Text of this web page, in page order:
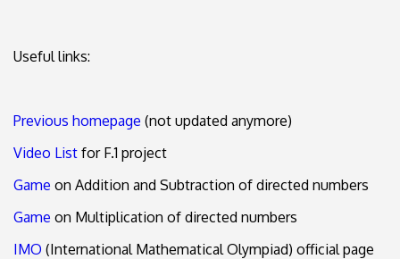
Useful links:
Previous homepage (not updated anymore)
Video List for F.1 project
Game on Addition and Subtraction of directed numbers
Game on Multiplication of directed numbers
IMO (International Mathematical Olympiad) official page